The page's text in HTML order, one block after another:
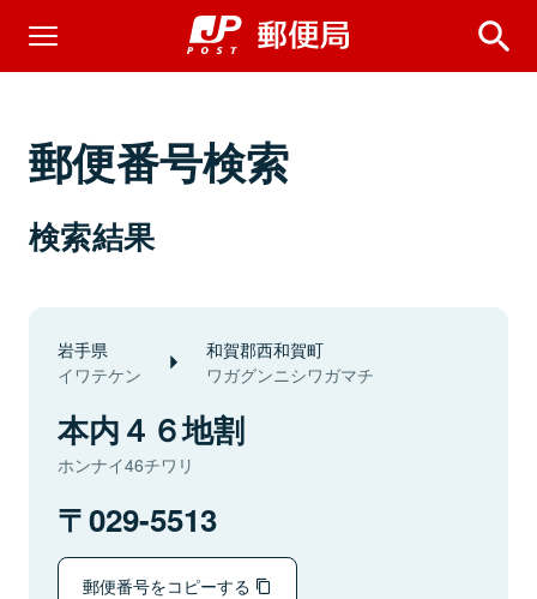
郵便番号検索
検索結果
岩手県
イワテケン
和賀郡西和賀町
ワガグンニシワガマチ
本内４６地割
ホンナイ46チワリ
029-5513
郵便番号をコピーする